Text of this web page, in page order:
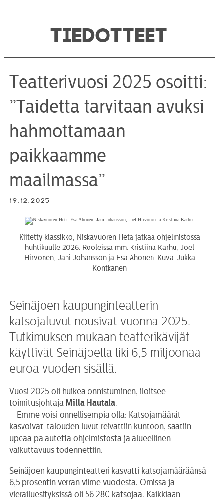
TIEDOTTEET
Teatterivuosi 2025 osoitti:
”Taidetta tarvitaan avuksi
hahmottamaan
paikkaamme
maailmassa”
19.12.2025
Kiitetty klassikko, Niskavuoren Heta jatkaa ohjelmistossa
huhtikuulle 2026. Rooleissa mm. Kristiina Karhu, Joel
Hirvonen, Jani Johansson ja Esa Ahonen. Kuva: Jukka
Kontkanen
Seinäjoen kaupunginteatterin
katsojaluvut nousivat vuonna 2025.
Tutkimuksen mukaan teatterikävijät
käyttivät Seinäjoella liki 6,5 miljoonaa
euroa vuoden sisällä.
Vuosi 2025 oli huikea onnistuminen, iloitsee
toimitusjohtaja Milla Hautala.
– Emme voisi onnellisempia olla: Katsojamäärät
kasvoivat, talouden luvut reivattiin kuntoon, saatiin
upeaa palautetta ohjelmistosta ja alueellinen
vaikuttavuus todennettiin.
Seinäjoen kaupunginteatteri kasvatti katsojamääräänsä
6,5 prosentin verran viime vuodesta. Omissa ja
vierailuesityksissä oli 56 280 katsojaa. Kaikkiaan